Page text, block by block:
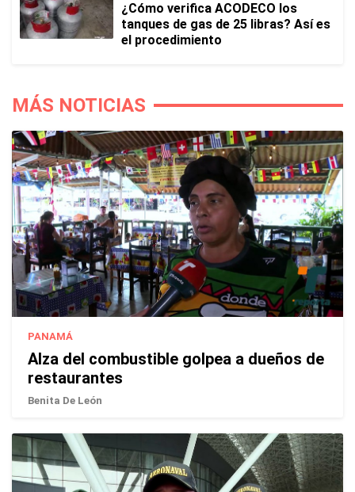
¿Cómo verifica ACODECO los
tanques de gas de 25 libras? Así es
el procedimiento
MÁS NOTICIAS
PANAMÁ
Alza del combustible golpea a dueños de
restaurantes
Benita De León